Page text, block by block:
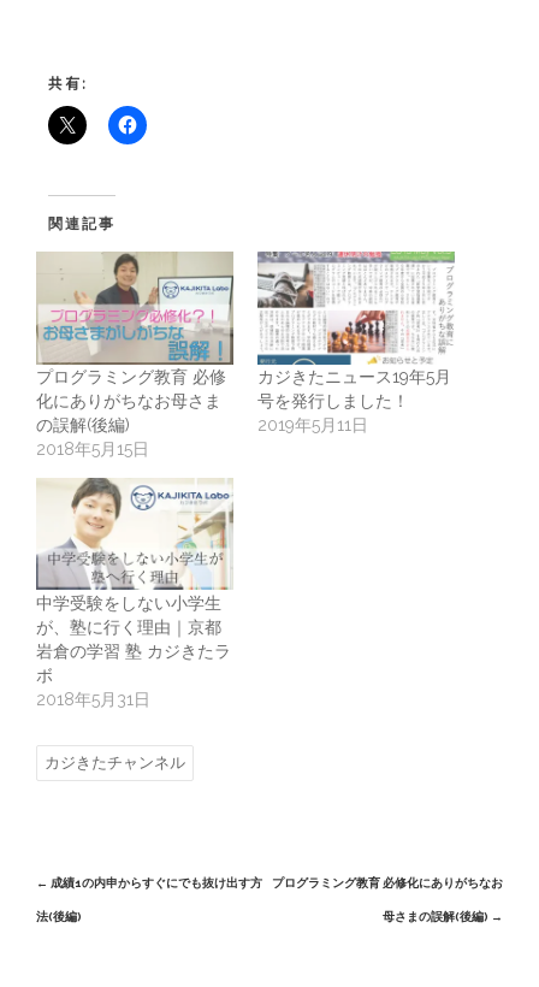
共有:
関連記事
プログラミング教育 必修
化にありがちなお母さま
の誤解(後編)
2018年5月15日
カジきたニュース19年5月
号を発行しました！
2019年5月11日
中学受験をしない小学生
が、塾に行く理由｜京都
岩倉の学習 塾 カジきたラ
ボ
2018年5月31日
カジきたチャンネル
Post
navigation
← 成績1の内申からすぐにでも抜け出す方
法(後編)
プログラミング教育 必修化にありがちなお
母さまの誤解(後編) →